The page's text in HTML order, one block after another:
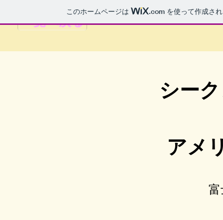
このホームページは .com を使って作成さ
一覧へ戻る
シー
アメ